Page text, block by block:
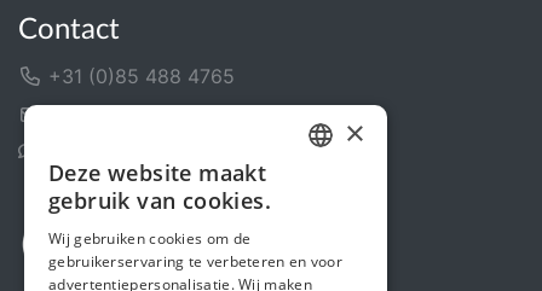
Contact
+31 (0)85 488 4765
ENGLISH
×
Deze website maakt
gebruik van cookies.
Wij gebruiken cookies om de
gebruikerservaring te verbeteren en voor
advertentiepersonalisatie. Wij maken